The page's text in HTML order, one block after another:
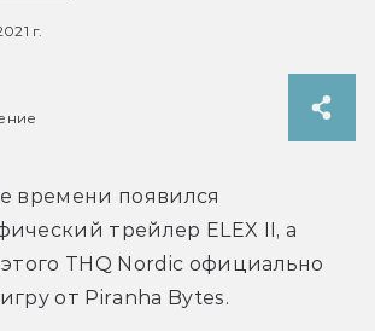
г.
времени появился
трейлер ELEX II, а
THQ Nordic официально
от Piranha Bytes.